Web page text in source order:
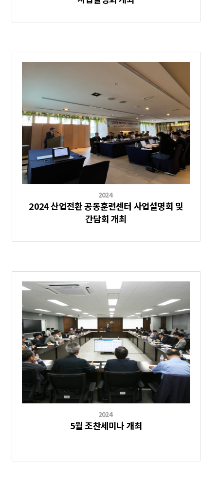
2024
2024 산업전환 공동훈련센터 사업설명회 및
간담회 개최
2024
5월 조찬세미나 개최